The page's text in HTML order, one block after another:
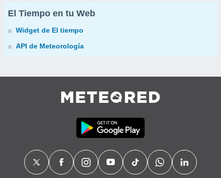
El Tiempo en tu Web
Widget de El tiempo
API de Meteorología